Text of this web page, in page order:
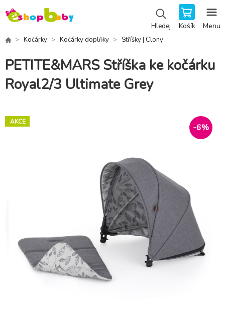
Hledej Košík Menu
Kočárky Kočárky doplňky Stříšky | Clony
PETITE&MARS Stříška ke kočárku
Royal2/3 Ultimate Grey
AKCE
-6%